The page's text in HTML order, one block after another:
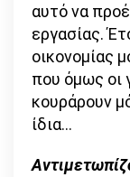
αυτό να
εργασίας.
οικονομίας
που όμως οι
κουράρουν
ίδια…